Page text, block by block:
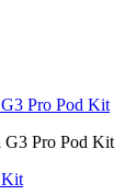
Pro Pod Kit
Kit